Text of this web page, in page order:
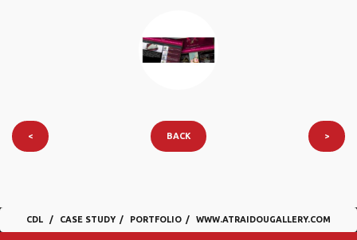
< BACK >
CDL CASE STUDY PORTFOLIO WWW.ATRAIDOUGALLERY.COM